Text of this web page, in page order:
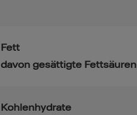
Fett
davon gesättigte Fettsäuren
Kohlenhydrate